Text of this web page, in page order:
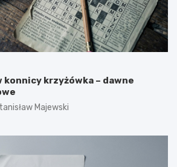
konnicy krzyżówka – dawne
Majewski